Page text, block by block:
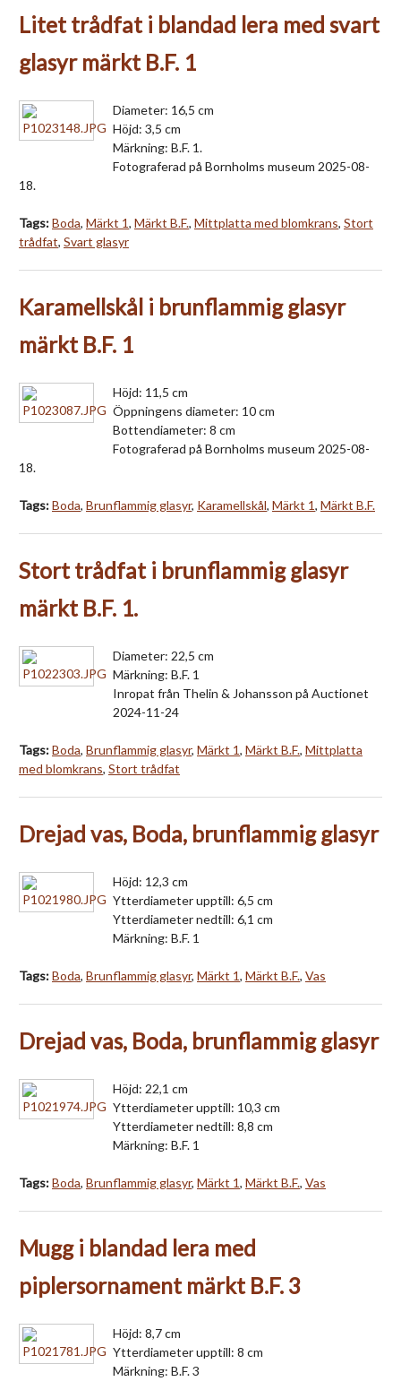
Litet trådfat i blandad lera med svart
glasyr märkt B.F. 1
Diameter: 16,5 cm
Höjd: 3,5 cm
Märkning: B.F. 1.
Fotograferad på Bornholms museum 2025-08-
18.
Tags:Boda, Märkt 1, Märkt B.F., Mittplatta med blomkrans, Stort
trådfat, Svart glasyr
Karamellskål i brunflammig glasyr
märkt B.F. 1
Höjd: 11,5 cm
Öppningens diameter: 10 cm
Bottendiameter: 8 cm
Fotograferad på Bornholms museum 2025-08-
18.
Tags:Boda, Brunflammig glasyr, Karamellskål, Märkt 1, Märkt B.F.
Stort trådfat i brunflammig glasyr
märkt B.F. 1.
Diameter: 22,5 cm
Märkning: B.F. 1
Inropat från Thelin & Johansson på Auctionet
2024-11-24
Tags:Boda, Brunflammig glasyr, Märkt 1, Märkt B.F., Mittplatta
med blomkrans, Stort trådfat
Drejad vas, Boda, brunflammig glasyr
Höjd: 12,3 cm
Ytterdiameter upptill: 6,5 cm
Ytterdiameter nedtill: 6,1 cm
Märkning: B.F. 1
Tags:Boda, Brunflammig glasyr, Märkt 1, Märkt B.F., Vas
Drejad vas, Boda, brunflammig glasyr
Höjd: 22,1 cm
Ytterdiameter upptill: 10,3 cm
Ytterdiameter nedtill: 8,8 cm
Märkning: B.F. 1
Tags:Boda, Brunflammig glasyr, Märkt 1, Märkt B.F., Vas
Mugg i blandad lera med
piplersornament märkt B.F. 3
Höjd: 8,7 cm
Ytterdiameter upptill: 8 cm
Märkning: B.F. 3